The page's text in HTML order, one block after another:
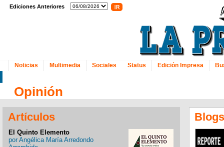
Ediciones Anteriores
Noticias Multimedia Sociales Status Edición Impresa
Opinión
Artículos
El Quinto Elemento
por Angélica María Arredondo
Blogs